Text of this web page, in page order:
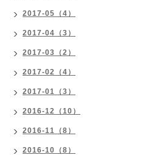
2017-05（4）
2017-04（3）
2017-03（2）
2017-02（4）
2017-01（3）
2016-12（10）
2016-11（8）
2016-10（8）